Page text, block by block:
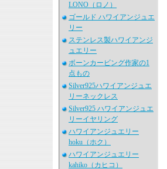
LONO（ロノ）
ゴールド ハワイアンジュエ
リー
ステンレス製ハワイアンジ
ュエリー
ボーンカービング作家の1
点もの
Silver925ハワイアンジュエ
リーネックレス
Silver925 ハワイアンジュエ
リーイヤリング
ハワイアンジュエリー
hoku（ホク）
ハワイアンジュエリー
kahiko（カヒコ）